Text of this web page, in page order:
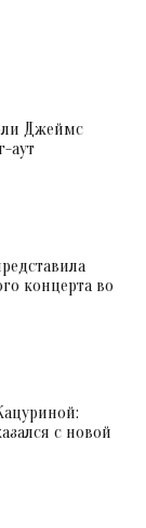
Джеймс
аут
концерта во
с новой